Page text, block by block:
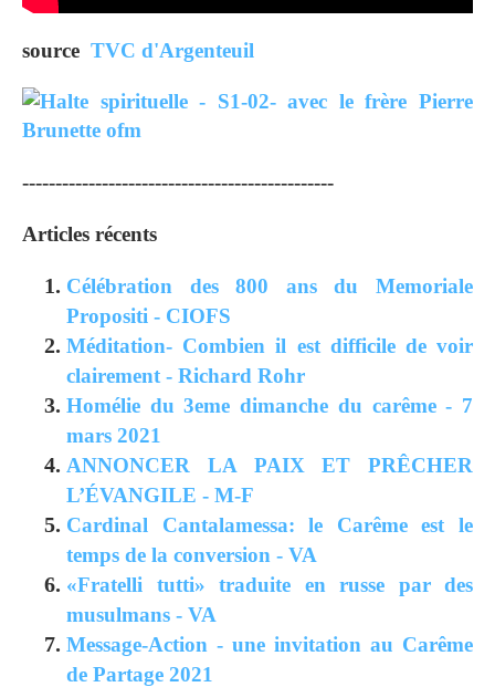
source TVC d'Argenteuil
-----------------------------------------------
Articles récents
Célébration des 800 ans du Memoriale
Propositi - CIOFS
Méditation- Combien il est difficile de voir
clairement - Richard Rohr
Homélie du 3eme dimanche du carême - 7
mars 2021
ANNONCER LA PAIX ET PRÊCHER
L’ÉVANGILE - M-F
Cardinal Cantalamessa: le Carême est le
temps de la conversion - VA
«Fratelli tutti» traduite en russe par des
musulmans - VA
Message-Action - une invitation au Carême
de Partage 2021